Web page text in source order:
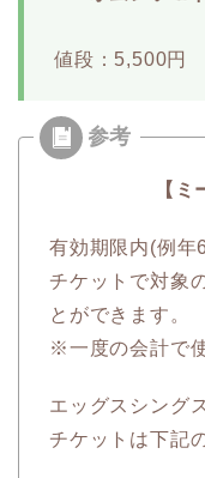
値段：5,500円
【
有効期限内(例年
チケットで対象
とができます。
※一度の会計で
エッグスシング
チケットは下記